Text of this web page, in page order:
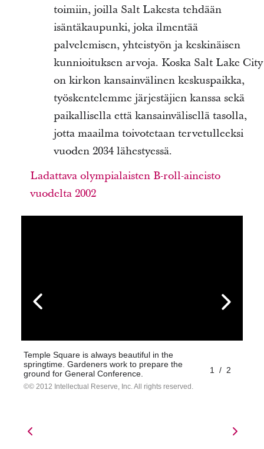
toimiin, joilla Salt Lakesta tehdään
isäntäkaupunki, joka ilmentää
palvelemisen, yhteistyön ja keskinäisen
kunnioituksen arvoja. Koska Salt Lake City
on kirkon kansainvälinen keskuspaikka,
työskentelemme järjestäjien kanssa sekä
paikallisella että kansainvälisellä tasolla,
jotta maailma toivotetaan tervetulleeksi
vuoden 2034 lähestyessä.
Ladattava olympialaisten B-roll-aineisto
vuodelta 2002
Temple Square is always beautiful in the
springtime. Gardeners work to prepare the
ground for General Conference.
© 2012 Intellectual Reserve, Inc. All rights reserved.
1 / 2